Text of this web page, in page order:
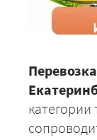
категории